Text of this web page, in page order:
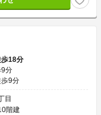
歩18分
9分
9分
目
階建